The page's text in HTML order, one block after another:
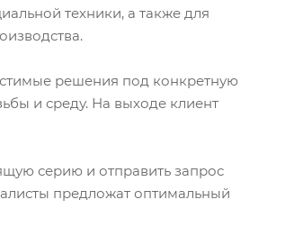
техники, а также для
решения под конкретную
и среду. На выходе клиент
серию и отправить запрос
предложат оптимальный